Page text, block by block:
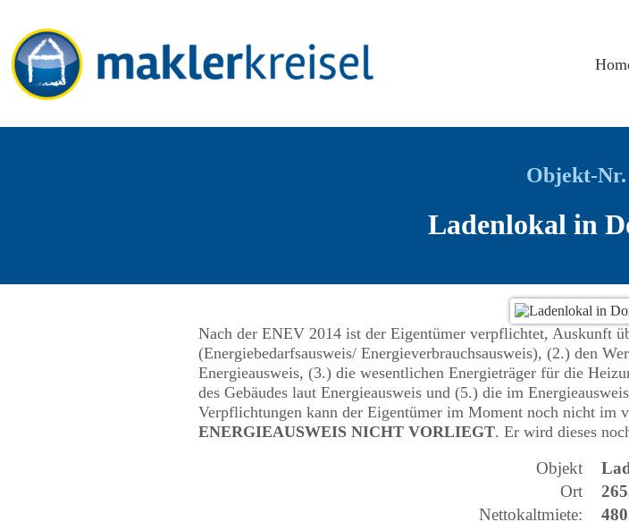
Objekt-Nr.
Ladenlokal in
Nach der ENEV 2014 ist der Eigentümer verpflichtet, Auskunft
(Energiebedarfsausweis/ Energieverbrauchsausweis), (2.) den
Energieausweis, (3.) die wesentlichen Energieträger für die
des Gebäudes laut Energieausweis und (5.) die im
Verpflichtungen kann der Eigentümer im Moment noch nicht im
ENERGIEAUSWEIS NICHT VORLIEGT. Er wird dieses
Objekt
Ort
Nettokaltmiete: